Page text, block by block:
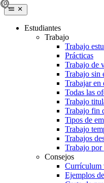
Estudiantes
Trabajo
Trabajo
Prácticas
Trabajo de
Trabajo sin
Trabajar en
Todas las
Trabajo
Trabajo fin
Tipos de
Trabajo
Trabajos
Trabajo
Consejos
Currículum
Ejemplos